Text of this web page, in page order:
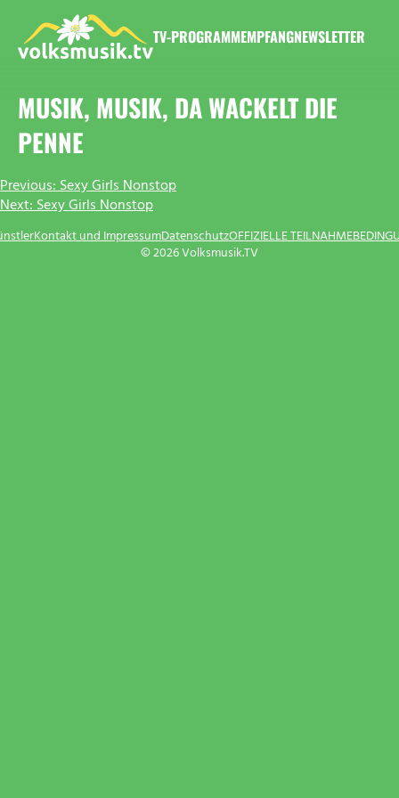
Inhalt
springen
TV-PROGRAMMEMPFANGNEWSLETTER
MUSIK, MUSIK, DA WACKELT DIE
PENNE
BEITRAGSNAVIGATION
Previous:Sexy Girls Nonstop
Next:Sexy Girls Nonstop
© 2026 Volksmusik.TV
Kontakt und ImpressumDatenschutzOFFIZIELLE